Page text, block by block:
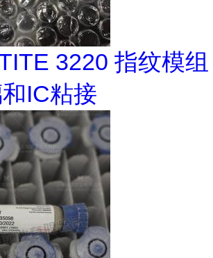
3220 指纹模组
IC粘接